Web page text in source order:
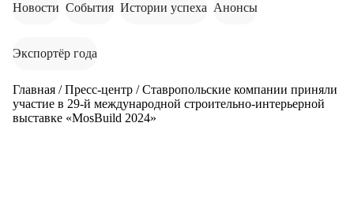
Новости События Истории успеха Анонсы
Экспортёр года
Главная /Пресс-центр /Ставропольские компании приняли
участие в 29-й международной строительно-интерьерной
выставке «MosBuild 2024»